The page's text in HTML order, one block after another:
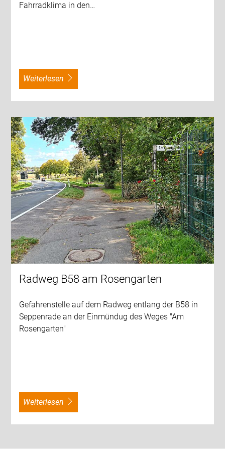
Fahrradklima in den…
weiterlesen
Radweg B58 am Rosengarten
Gefahrenstelle auf dem Radweg entlang der B58 in
Seppenrade an der Einmündug des Weges "Am
Rosengarten"
weiterlesen